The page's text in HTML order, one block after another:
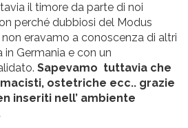
il timore da parte di noi
perché dubbiosi del Modus
non eravamo a conoscenza di altri
Germania e con un
Sapevamo tuttavia che
ostetriche ecc.. grazie
inseriti nell’ ambiente